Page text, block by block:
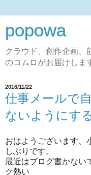
popowa
クラウド、創作企画、
のコムロがお届けしま
2016/11/22
仕事メールで
ないようにす
おはようございます、
しぶりです。
最近はブログ書かない
ク熱い